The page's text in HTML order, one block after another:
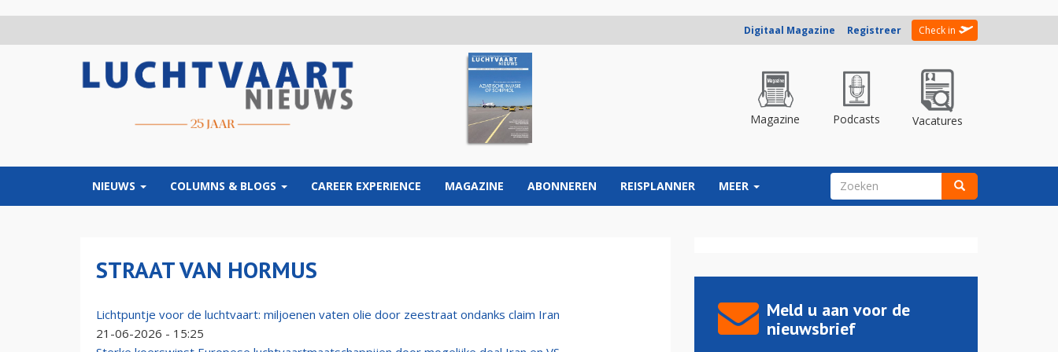
Digitaal Magazine Registreer Check in
Magazine Podcasts Vacatures
NIEUWS COLUMNS & BLOGS CAREER EXPERIENCE MAGAZINE ABONNEREN REISPLANNER MEER ZOEKVELD
STRAAT VAN HORMUS
Lichtpuntje voor de luchtvaart: miljoenen vaten olie door zeestraat ondanks claim Iran
21-06-2026 - 15:25
Meld u aan voor de
nieuwsbrief